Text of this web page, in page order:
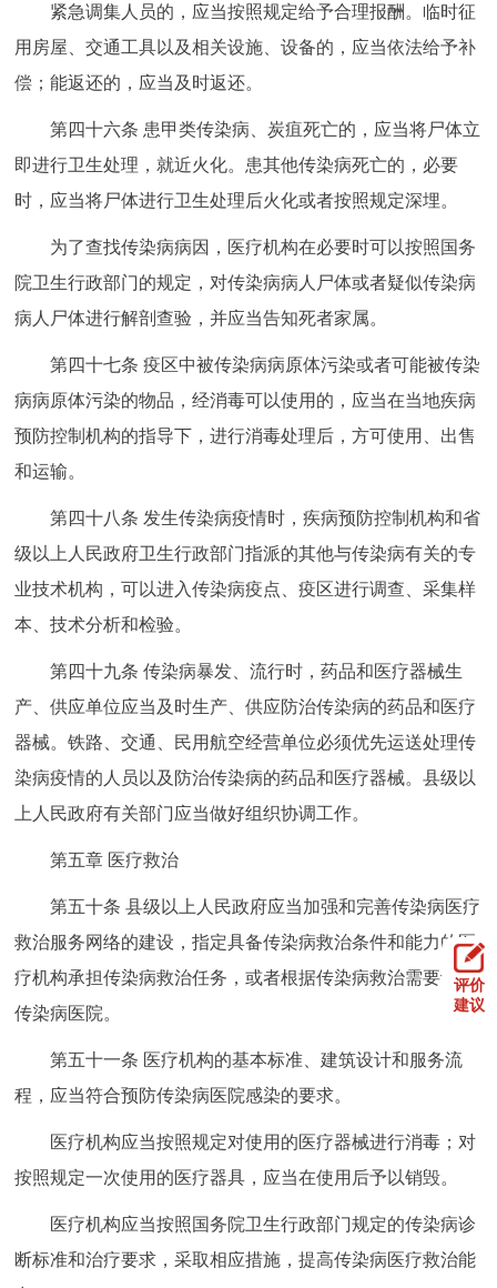
紧急调集人员的，应当按照规定给予合理报酬。临时征
用房屋、交通工具以及相关设施、设备的，应当依法给予补
偿；能返还的，应当及时返还。
第四十六条 患甲类传染病、炭疽死亡的，应当将尸体立
即进行卫生处理，就近火化。患其他传染病死亡的，必要
时，应当将尸体进行卫生处理后火化或者按照规定深埋。
为了查找传染病病因，医疗机构在必要时可以按照国务
院卫生行政部门的规定，对传染病病人尸体或者疑似传染病
病人尸体进行解剖查验，并应当告知死者家属。
第四十七条 疫区中被传染病病原体污染或者可能被传染
病病原体污染的物品，经消毒可以使用的，应当在当地疾病
预防控制机构的指导下，进行消毒处理后，方可使用、出售
和运输。
第四十八条 发生传染病疫情时，疾病预防控制机构和省
级以上人民政府卫生行政部门指派的其他与传染病有关的专
业技术机构，可以进入传染病疫点、疫区进行调查、采集样
本、技术分析和检验。
第四十九条 传染病暴发、流行时，药品和医疗器械生
产、供应单位应当及时生产、供应防治传染病的药品和医疗
器械。铁路、交通、民用航空经营单位必须优先运送处理传
染病疫情的人员以及防治传染病的药品和医疗器械。县级以
上人民政府有关部门应当做好组织协调工作。
第五章 医疗救治
第五十条 县级以上人民政府应当加强和完善传染病医疗
救治服务网络的建设，指定具备传染病救治条件和能力的医
疗机构承担传染病救治任务，或者根据传染病救治需要设置
传染病医院。
第五十一条 医疗机构的基本标准、建筑设计和服务流
程，应当符合预防传染病医院感染的要求。
医疗机构应当按照规定对使用的医疗器械进行消毒；对
按照规定一次使用的医疗器具，应当在使用后予以销毁。
医疗机构应当按照国务院卫生行政部门规定的传染病诊
断标准和治疗要求，采取相应措施，提高传染病医疗救治能
评价
建议